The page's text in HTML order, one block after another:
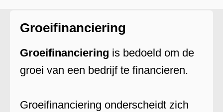
Groeifinanciering
Groeifinanciering is bedoeld om de
groei van een bedrijf te financieren.
Groeifinanciering onderscheidt zich